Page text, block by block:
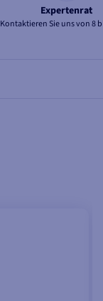
Expertenrat
Kontaktieren Sie uns von 8